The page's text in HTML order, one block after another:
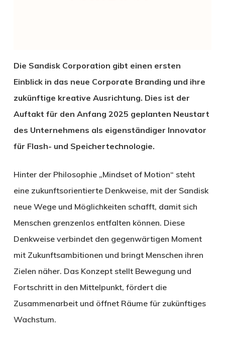
Die Sandisk Corporation gibt einen ersten
Einblick in das neue Corporate Branding und ihre
zukünftige kreative Ausrichtung. Dies ist der
Auftakt für den Anfang 2025 geplanten Neustart
des Unternehmens als eigenständiger Innovator
für Flash- und Speichertechnologie.
Hinter der Philosophie „Mindset of Motion“ steht
eine zukunftsorientierte Denkweise, mit der Sandisk
neue Wege und Möglichkeiten schafft, damit sich
Menschen grenzenlos entfalten können. Diese
Denkweise verbindet den gegenwärtigen Moment
mit Zukunftsambitionen und bringt Menschen ihren
Zielen näher. Das Konzept stellt Bewegung und
Fortschritt in den Mittelpunkt, fördert die
Zusammenarbeit und öffnet Räume für zukünftiges
Wachstum.